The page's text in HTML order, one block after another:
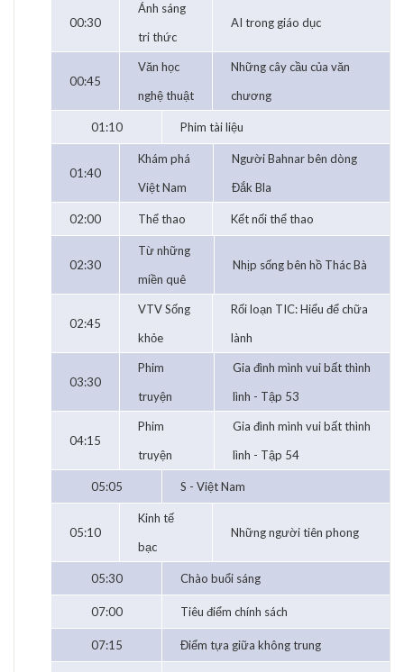
00:30
Ánh sáng
tri thức
AI trong giáo dục
00:45
Văn học
nghệ thuật
Những cây cầu của văn
chương
01:10 Phim tài liệu
01:40
Khám phá
Việt Nam
Người Bahnar bên dòng
Đắk Bla
02:00 Thể thao Kết nối thể thao
02:30
Từ những
miền quê
Nhịp sống bên hồ Thác Bà
02:45
VTV Sống
khỏe
Rối loạn TIC: Hiểu để chữa
lành
03:30
Phim
truyện
Gia đình mình vui bất thình
lình - Tập 53
04:15
Phim
truyện
Gia đình mình vui bất thình
lình - Tập 54
05:05 S - Việt Nam
05:10
Kinh tế
bạc
Những người tiên phong
05:30 Chào buổi sáng
07:00 Tiêu điểm chính sách
07:15 Điểm tựa giữa không trung